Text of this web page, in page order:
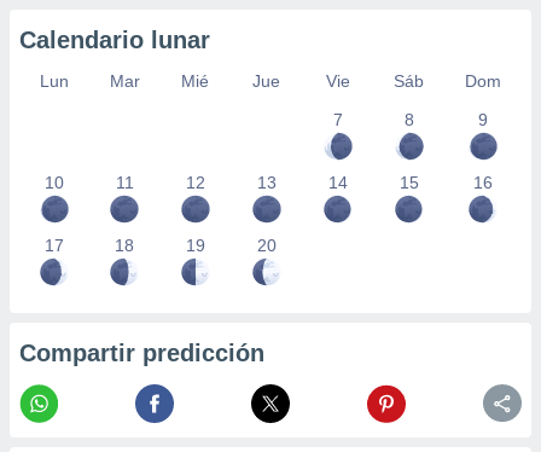
Calendario lunar
Lun Mar Mié Jue Vie Sáb
Dom
7
8 9
10 11 12 13 14 15 16
17 18 19 20
Compartir predicción